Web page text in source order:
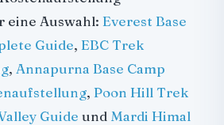
eine Auswahl: Everest Base
Guide, EBC Trek
, Annapurna Base Camp
, Poon Hill Trek
Guide und Mardi Himal